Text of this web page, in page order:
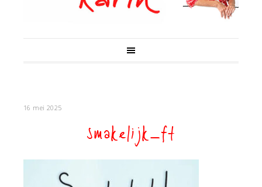
16 mei 2025
smakelijk_ft